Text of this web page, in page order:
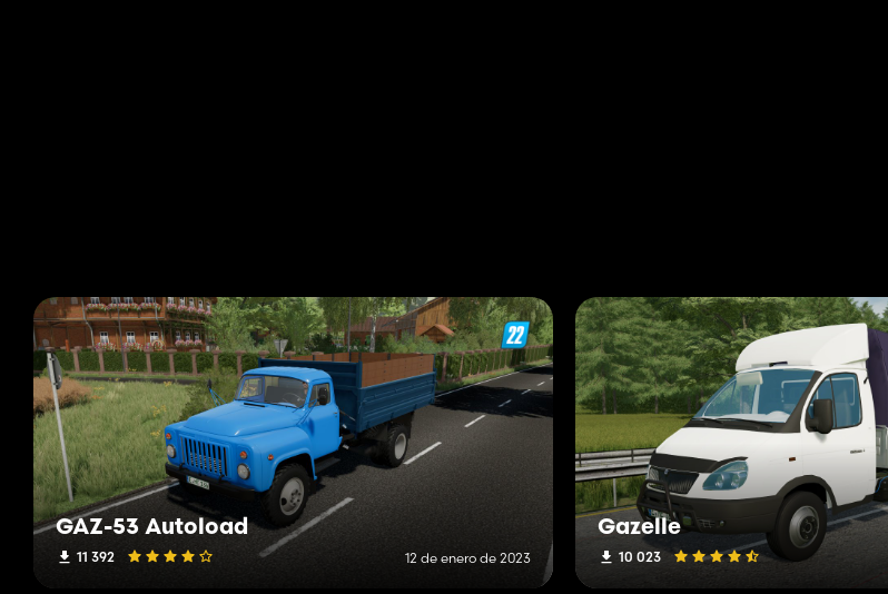
GAZ-53 Autoload
11 392 12 de enero de 2023
Gazelle
10 023